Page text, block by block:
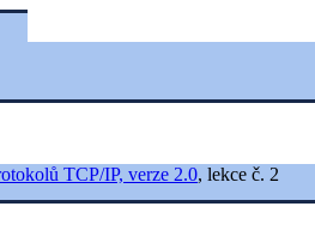
TCP/IP, verze 2.0, lekce č. 2